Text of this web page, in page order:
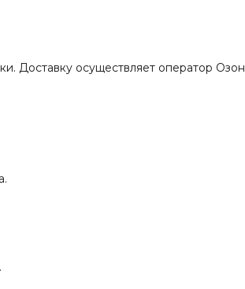
Доставку осуществляет оператор Озон